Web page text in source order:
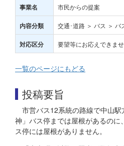
事業名 市民からの提案
内容分類 交通･道路 ＞ バス ＞
対応区分 要望等にお応えできま
一覧のページにもどる
投稿要旨
市営バス12系統の路線で中山
神」バス停までは屋根があるの
ス停には屋根がありません。